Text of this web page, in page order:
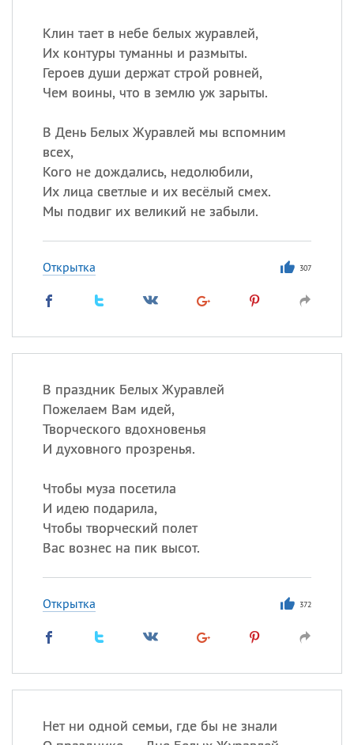
Клин тает в небе белых журавлей,
Их контуры туманны и размыты.
Героев души держат строй ровней,
Чем воины, что в землю уж зарыты.
В День Белых Журавлей мы вспомним
всех,
Кого не дождались, недолюбили,
Их лица светлые и их весёлый смех.
Мы подвиг их великий не забыли.
Открытка 307
В праздник Белых Журавлей
Пожелаем Вам идей,
Творческого вдохновенья
И духовного прозренья.
Чтобы муза посетила
И идею подарила,
Чтобы творческий полет
Вас вознес на пик высот.
Открытка 372
Нет ни одной семьи, где бы не знали